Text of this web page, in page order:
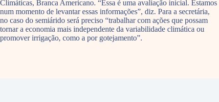
Climáticas, Branca Americano. “Essa é uma avaliação inicial. Estamos
num momento de levantar essas informações”, diz. Para a secretária,
no caso do semiárido será preciso “trabalhar com ações que possam
tornar a economia mais independente da variabilidade climática ou
promover irrigação, como a por gotejamento”.